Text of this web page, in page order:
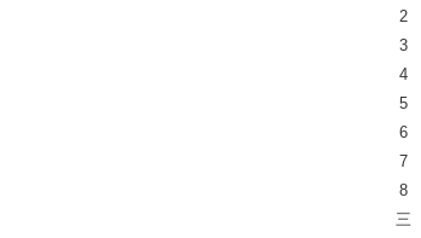
2
3
4
5
6
7
8
三